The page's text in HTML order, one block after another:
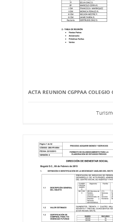
ACTA REUNION CGPPAA